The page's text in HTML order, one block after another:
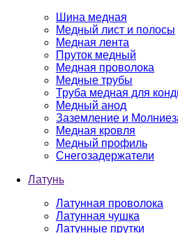
Шина медная
Медный лист и полосы
Медная лента
Пруток медный
Медная проволока
Медные трубы
Труба медная для
Медный анод
Заземление и
Медная кровля
Медный профиль
Снегозадержатели
Латунь
Латунная проволока
Латунная чушка
Латунные прутки